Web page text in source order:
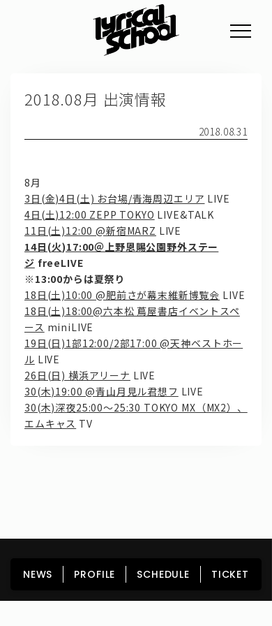
2018.08月 出演情報
2018.08.31
8月
3日(金)4日(土) お台場/青海周辺エリア LIVE
4日(土)12:00 ZEPP TOKYO LIVE&TALK
11日(土)12:00 @新宿MARZ LIVE
14日(火)17:00＠上野恩賜公園野外ステー
ジ freeLIVE
※13:00からは夏祭り
18日(土)10:00 @肥前さが幕末維新博覧会 LIVE
18日(土)18:00@六本松 蔦屋書店イベントスペ
ース miniLIVE
19日(日)1部12:00/2部17:00 @天神ベストホー
ル LIVE
26日(日) 横浜アリーナ LIVE
30(木)19:00 @青山月見ル君想フ LIVE
30(木)深夜25:00～25:30 TOKYO MX（MX2）、
エムキャス TV
HOME NEWS PROFILE
SCHEDULE
DISCOGRAPHY
GOODS FAN CLUB
NEWS PROFILE SCHEDULE TICKET
PROFILE
GOODS
FAN CLUB
TICKET